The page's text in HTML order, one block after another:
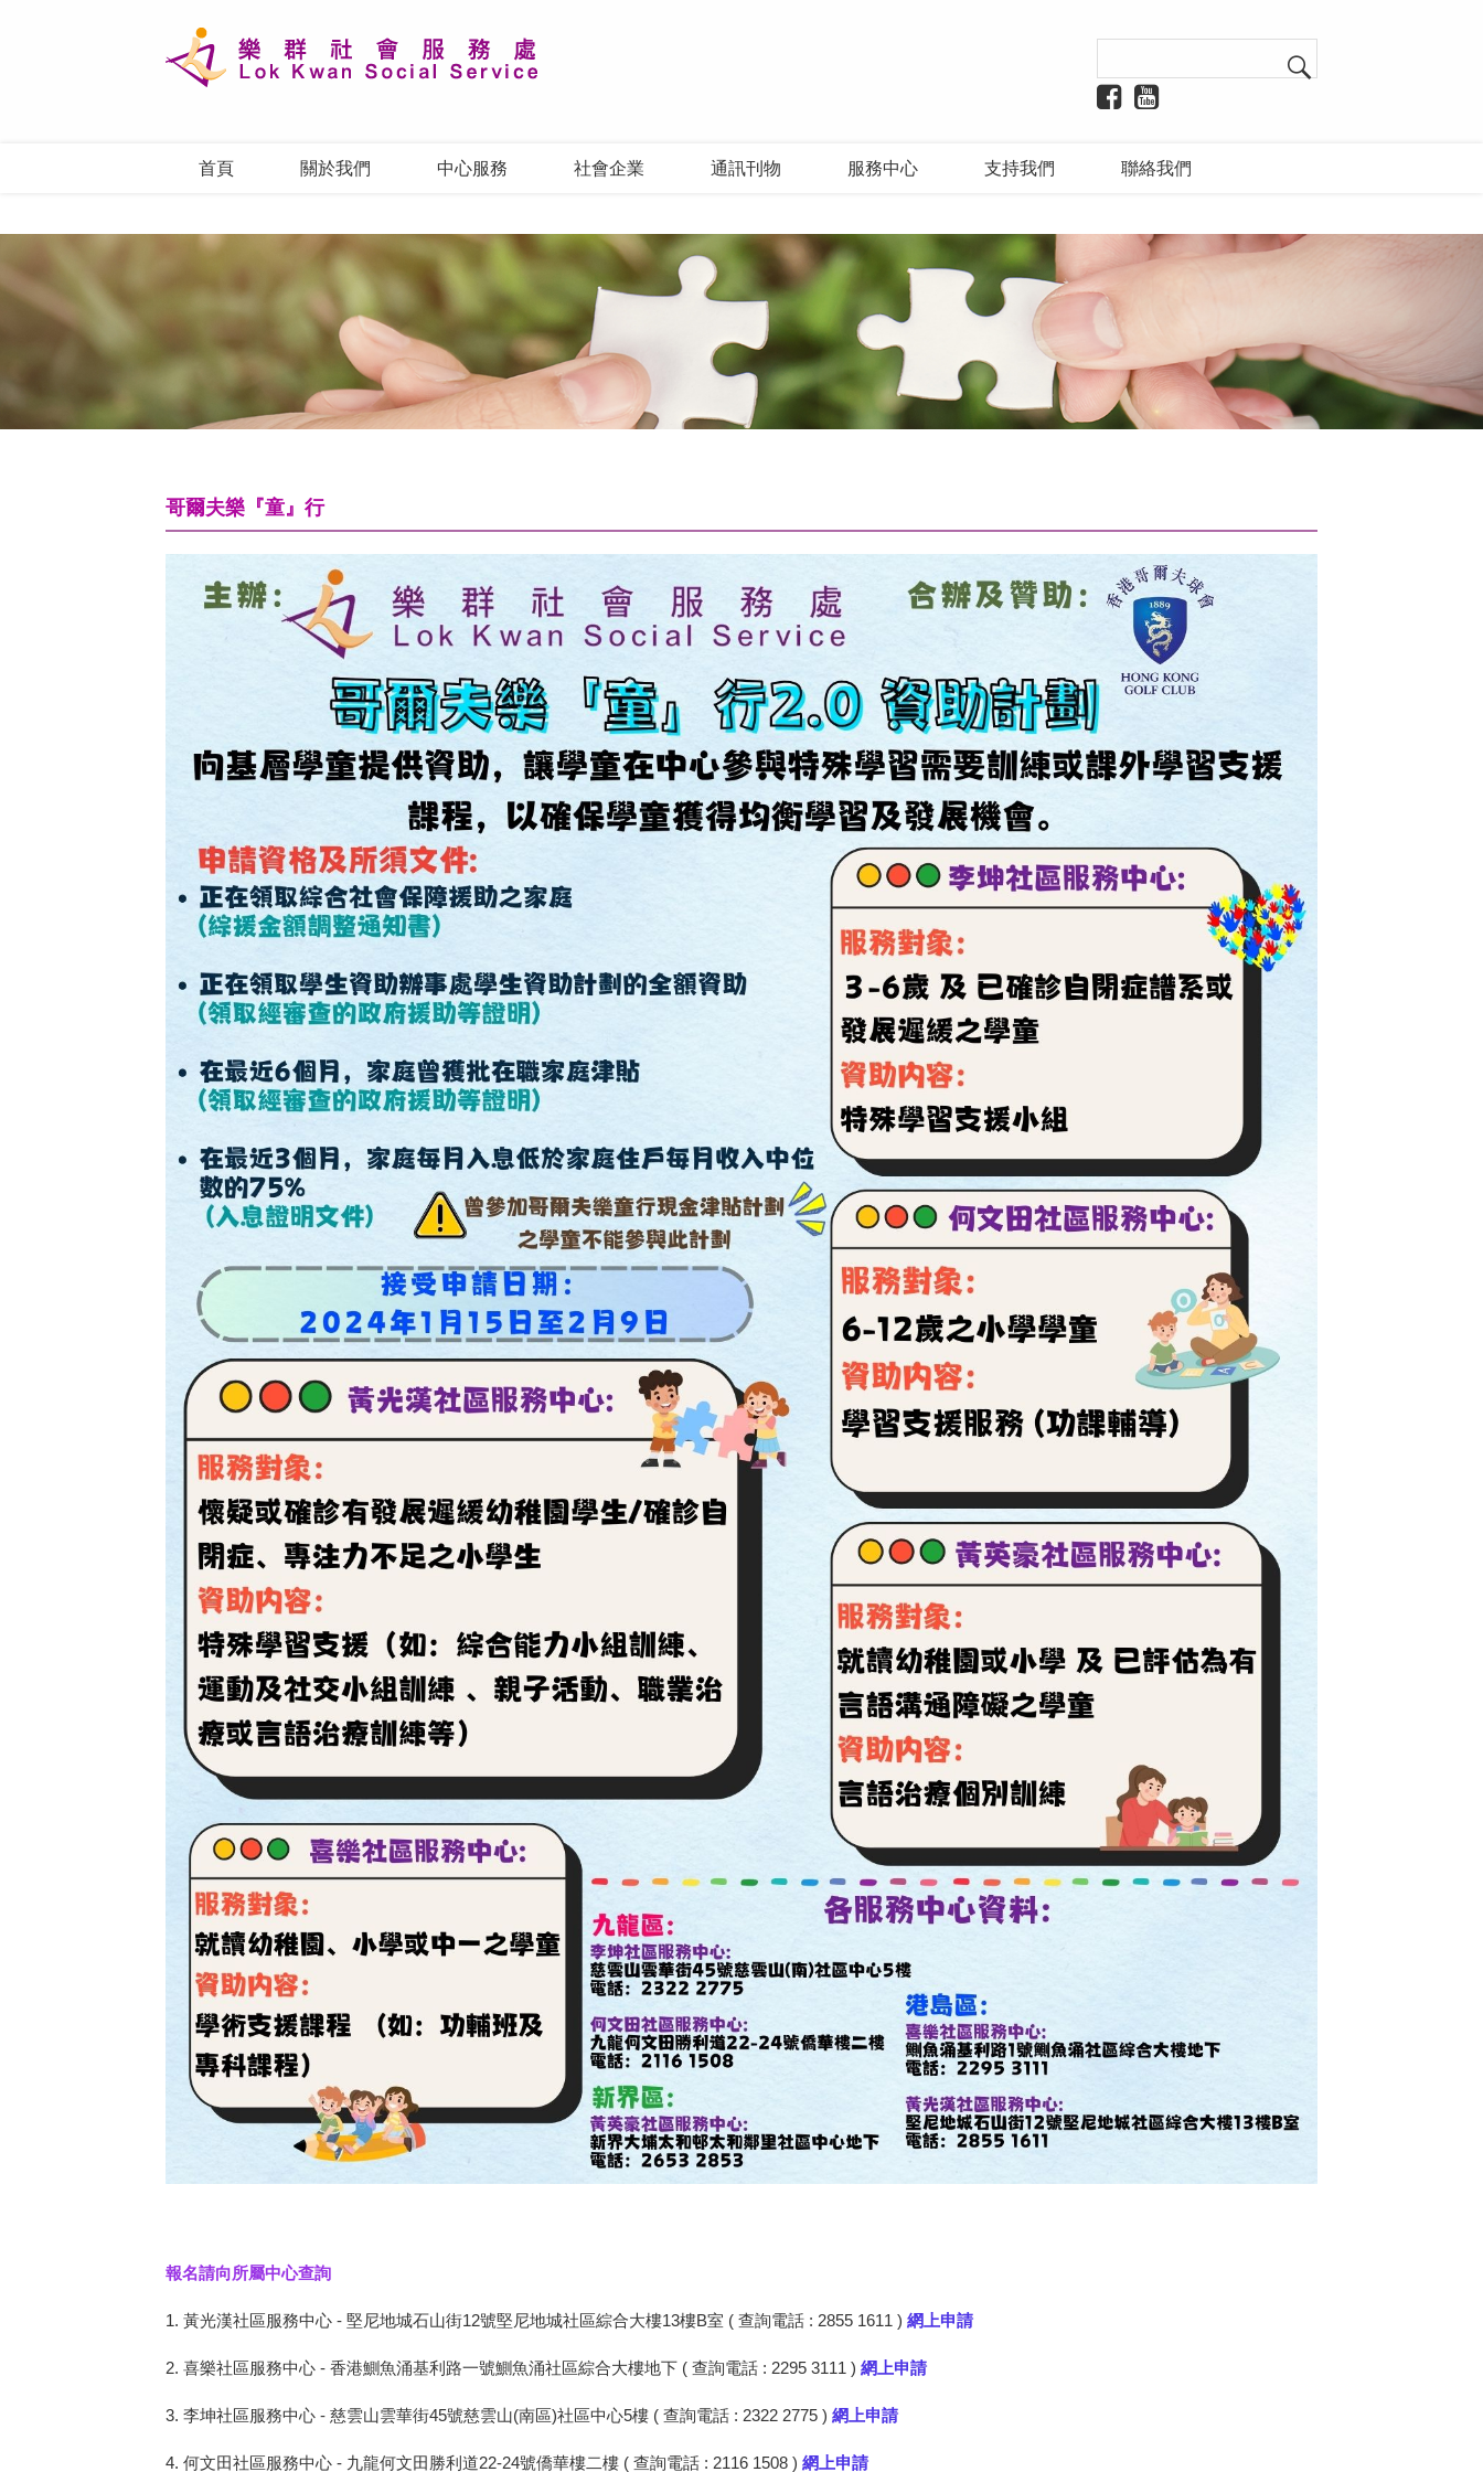
首頁 關於我們 中心服務 社會企業 通訊刊物 服務中心 支持我們 聯絡我們
哥爾夫樂『童』行
報名請向所屬中心查詢
1. 黃光漢社區服務中心 - 堅尼地城石山街12號堅尼地城社區綜合大樓13樓B室 ( 查詢電話 : 2855 1611 ) 網上申請
2. 喜樂社區服務中心 - 香港鰂魚涌基利路一號鰂魚涌社區綜合大樓地下 ( 查詢電話 : 2295 3111 ) 網上申請
3. 李坤社區服務中心 - 慈雲山雲華街45號慈雲山(南區)社區中心5樓 ( 查詢電話 : 2322 2775 ) 網上申請
4. 何文田社區服務中心 - 九龍何文田勝利道22-24號僑華樓二樓 ( 查詢電話 : 2116 1508 ) 網上申請